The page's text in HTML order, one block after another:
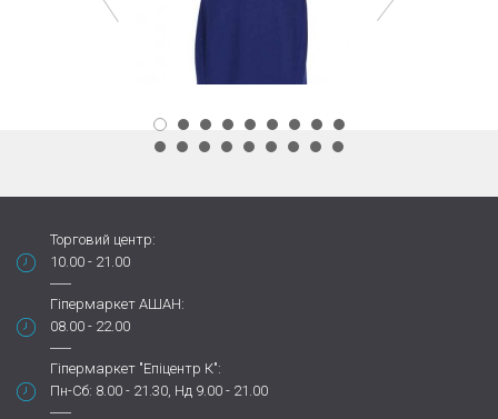
Торговий центр:
10.00 - 21.00
Гіпермаркет АШАН:
08.00 - 22.00
Гіпермаркет "Епіцентр К":
Пн-Сб: 8.00 - 21.30, Нд 9.00 - 21.00